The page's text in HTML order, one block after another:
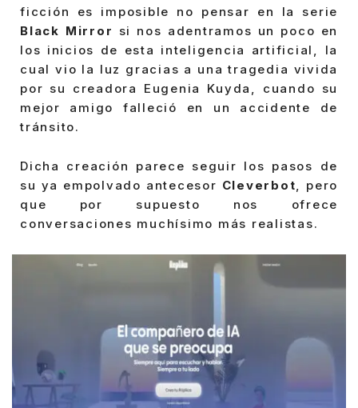
ficción es imposible no pensar en la serie
Black Mirror si nos adentramos un poco en
los inicios de esta inteligencia artificial, la
cual vio la luz gracias a una tragedia vivida
por su creadora Eugenia Kuyda, cuando su
mejor amigo falleció en un accidente de
tránsito.
Dicha creación parece seguir los pasos de
su ya empolvado antecesor Cleverbot, pero
que por supuesto nos ofrece
conversaciones muchísimo más realistas.